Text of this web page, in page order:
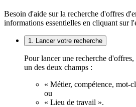
Besoin d'aide sur la recherche d'offres
informations essentielles en cliquant sur
1. Lancer votre recherche
Pour lancer une recherche
un des deux champs :
« Métier, compétence, mot-
ou
« Lieu de travail ».